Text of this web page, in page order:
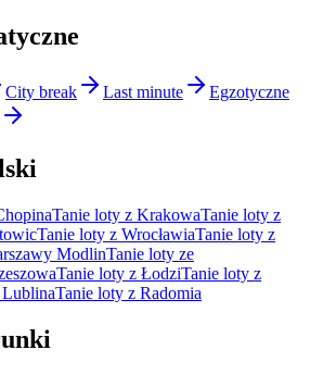
City break Last minute
Egzotyczne
Tanie loty z KrakowaTanie loty z
Tanie loty z WrocławiaTanie loty z
ModlinTanie loty ze
Tanie loty z ŁodziTanie loty z
Tanie loty z Radomia